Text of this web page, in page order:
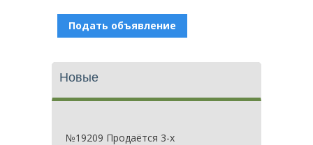
Подать объявление
Новые
№19209 Продаётся 3-х